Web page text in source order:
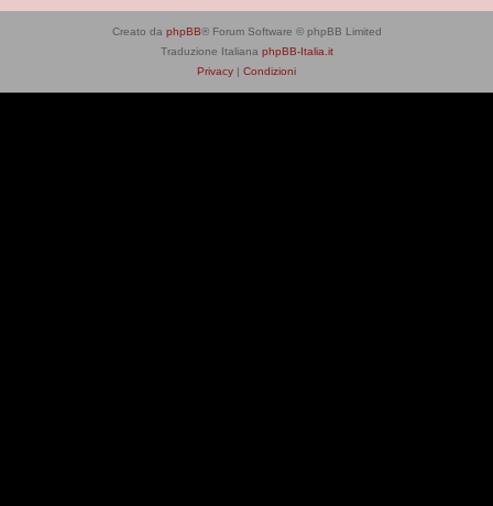
Creato da phpBB® Forum Software © phpBB Limited
Traduzione Italiana phpBB-Italia.it
Privacy | Condizioni